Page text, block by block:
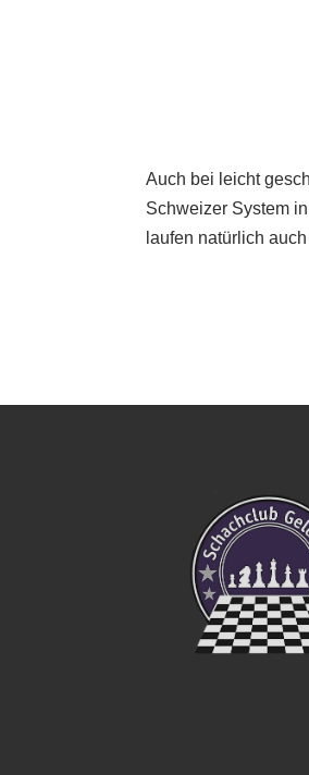
Auch bei leicht
Schweizer System
laufen natürlich